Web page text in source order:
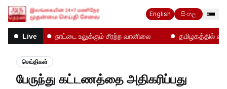
English සිංහල
Live நாட்டை உலுக்கும் சீரற்ற வானிலை தமிழகத்தில் என்ன
செய்திகள்
பேருந்து கட்டணத்தை அதிகரிப்பது